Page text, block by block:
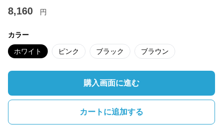
8,160 円
カラー
ホワイト ピンク ブラック ブラウン
購入画面に進む
カートに追加する